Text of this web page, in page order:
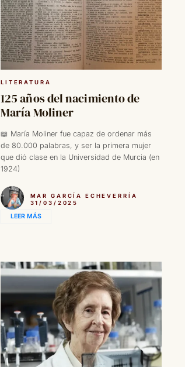
LITERATURA
125 años del nacimiento de
María Moliner
📖 María Moliner fue capaz de ordenar más
de 80.000 palabras, y ser la primera mujer
que dió clase en la Universidad de Murcia (en
1924)
MAR GARCÍA ECHEVERRÍA
31/03/2025
LEER MÁS